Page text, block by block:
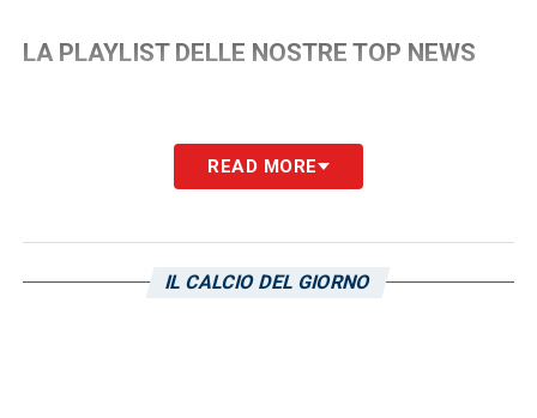
LA PLAYLIST DELLE NOSTRE TOP NEWS
READ MORE
IL CALCIO DEL GIORNO